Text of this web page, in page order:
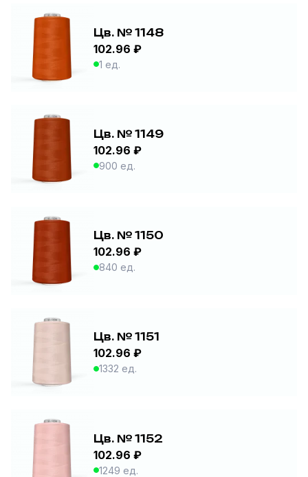
Цв. № 1148
102.96 ₽
1 ед.
Цв. № 1149
102.96 ₽
900 ед.
Цв. № 1150
102.96 ₽
840 ед.
Цв. № 1151
102.96 ₽
1332 ед.
Цв. № 1152
102.96 ₽
1249 ед.